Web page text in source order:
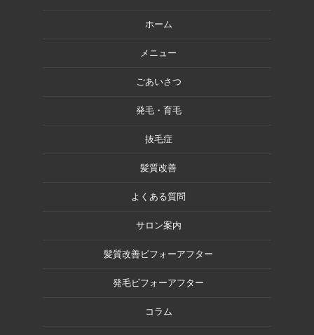
ホーム
メニュー
ごあいさつ
発毛・育毛
抜毛症
髪質改善
よくある質問
サロン案内
髪質改善ビフォーアフター
発毛ビフォーアフター
コラム